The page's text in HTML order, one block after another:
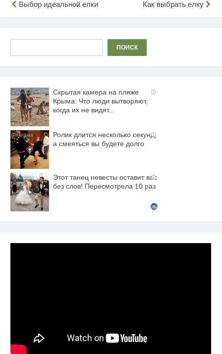
Навигация
по
записям
Выбор идеальной елки Как выбрать елку
ПОИСК
i
Скрытая камера на пляже
Крыма: Что люди вытворяют,
когда их не видят...
i
Ролик длится несколько секунд,
а смеяться вы будете долго
i
Этот танец невесты оставит вас
без слов! Пересмотрела 10 раз